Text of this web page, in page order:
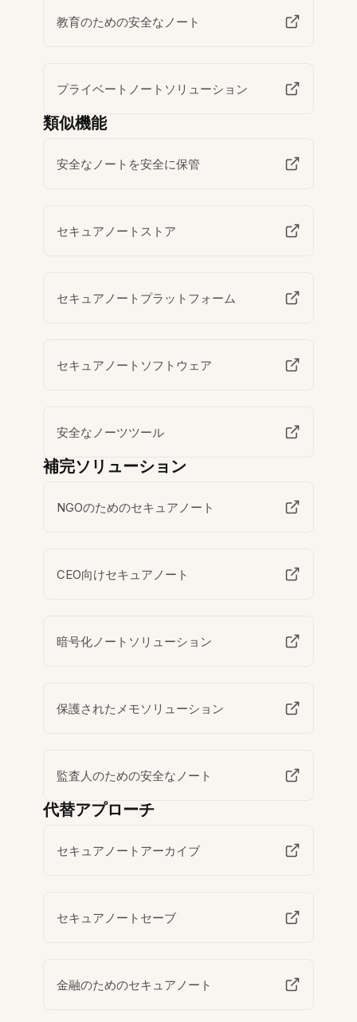
教育のための安全なノート
プライベートノートソリューション
類似機能
安全なノートを安全に保管
セキュアノートストア
セキュアノートプラットフォーム
セキュアノートソフトウェア
安全なノーツツール
補完ソリューション
NGOのためのセキュアノート
CEO向けセキュアノート
暗号化ノートソリューション
保護されたメモソリューション
監査人のための安全なノート
代替アプローチ
セキュアノートアーカイブ
セキュアノートセーブ
金融のためのセキュアノート